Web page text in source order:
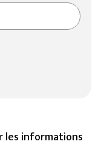
les informations